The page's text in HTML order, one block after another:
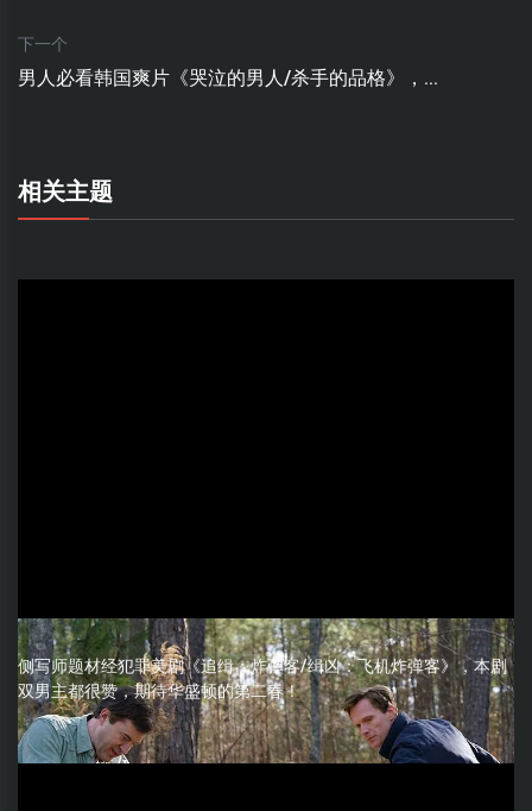
下一个
男人必看韩国爽片《哭泣的男人/杀手的品格》，...
相关主题
侧写师题材经犯罪美剧《追缉：炸弹客/缉凶：飞机炸弹客》，本剧
双男主都很赞，期待华盛顿的第二春！